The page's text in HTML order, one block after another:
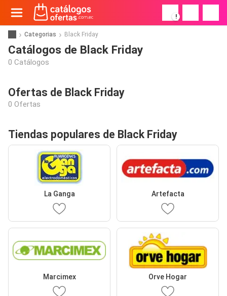
!
Categorias Black Friday
Catálogos de Black Friday
0 Catálogos
Ofertas de Black Friday
0 Ofertas
Tiendas populares de Black Friday
La Ganga Artefacta
Marcimex Orve Hogar